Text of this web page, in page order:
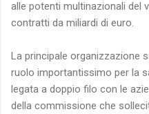
alle potenti multinazionali del
contratti da miliardi di euro.
La principale organizzazione
ruolo importantissimo per la
legata a doppio filo con le
della commissione che